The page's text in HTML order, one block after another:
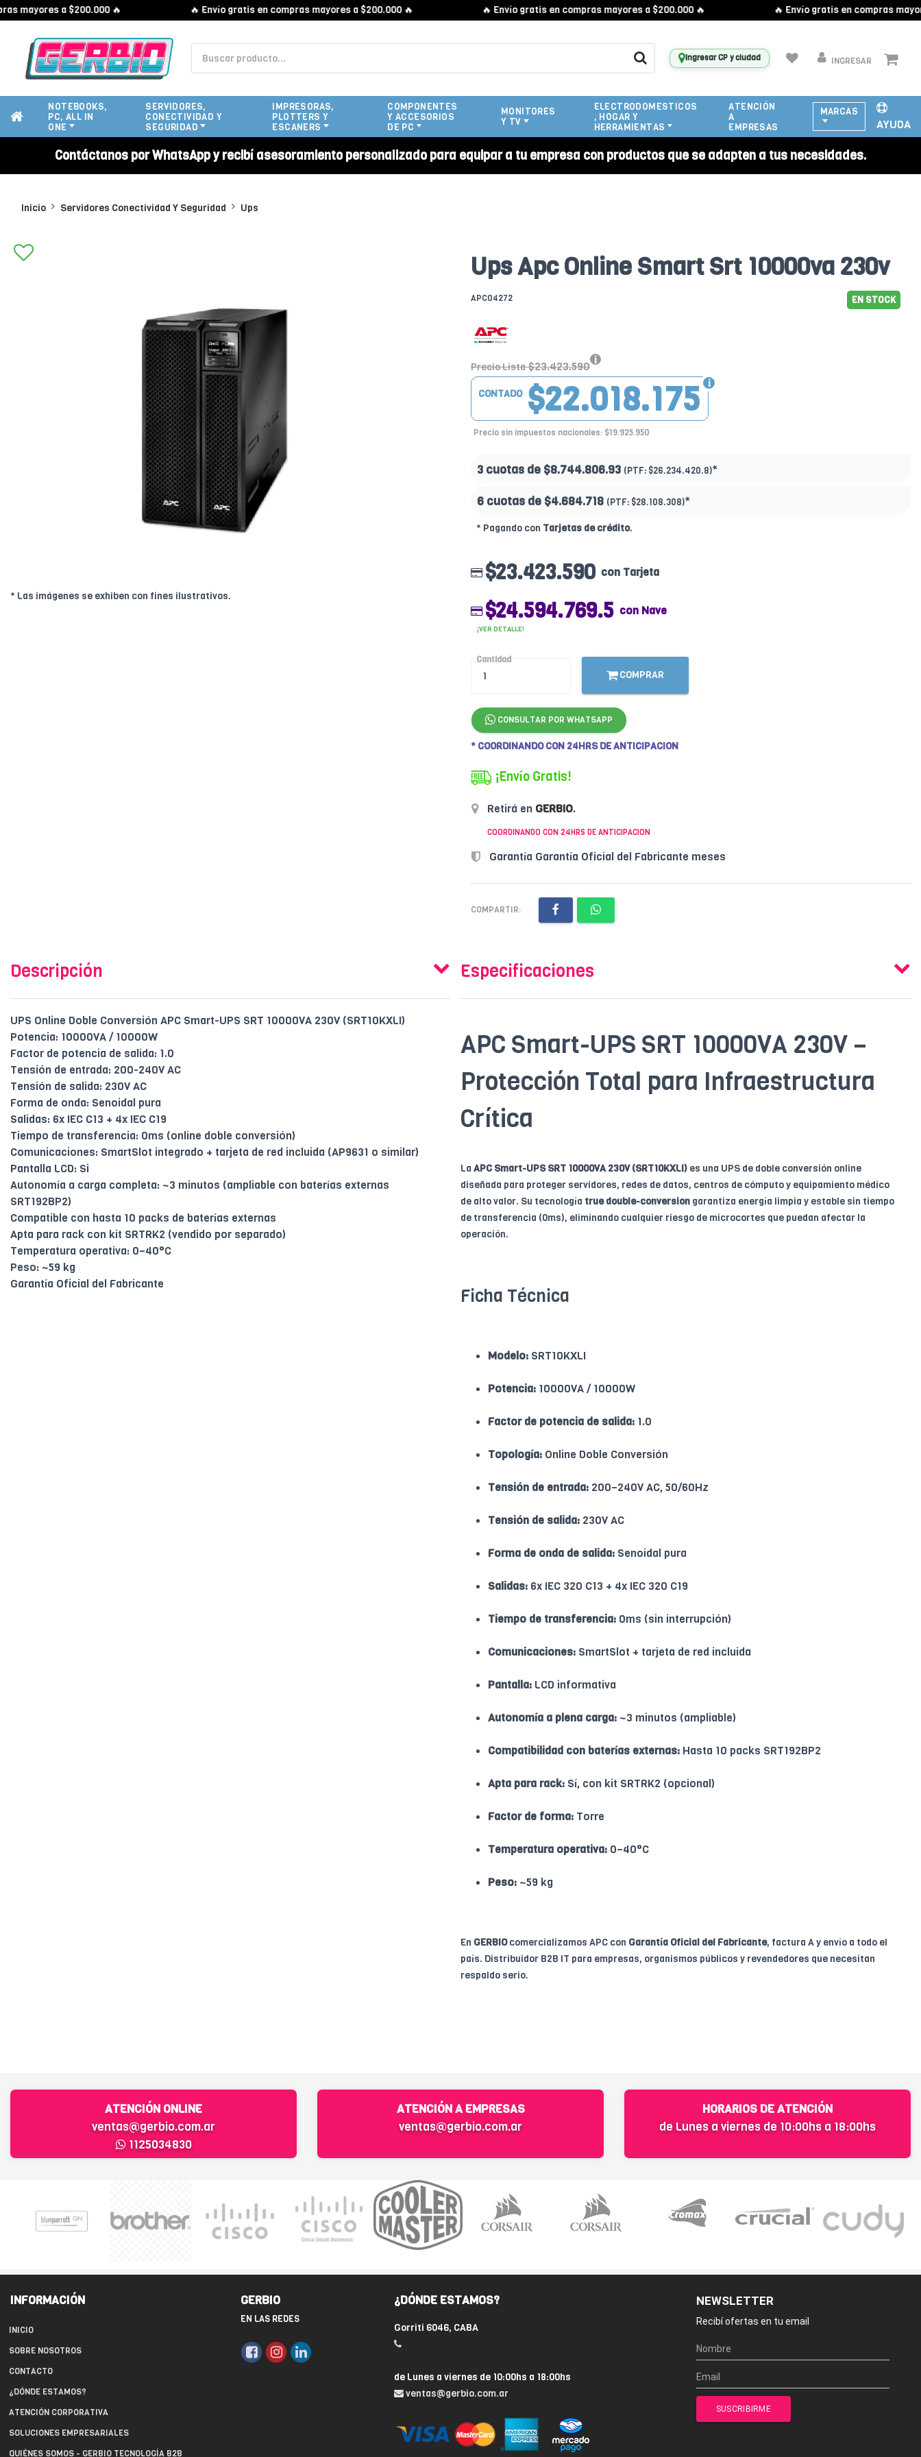
a $200.000 🔥 🔥 Envío gratis en compras mayores a $200.000 🔥 🔥 Envío gratis en compras mayores a $200.000 🔥 🔥 Envío gratis en compras mayores a
Ingresar CP y ciudad INGRESAR
NOTEBOOKS,
PC, ALL IN
ONE
SERVIDORES,
CONECTIVIDAD Y
SEGURIDAD
IMPRESORAS,
PLOTTERS Y
ESCANERS
COMPONENTES
Y ACCESORIOS
DE PC
MONITORES
Y TV
ELECTRODOMESTICOS
, HOGAR Y
HERRAMIENTAS
ATENCIÓN
A
EMPRESAS
MARCAS
AYUDA
Contáctanos por WhatsApp y recibí asesoramiento personalizado para equipar a tu empresa con productos que se adapten a tus necesidades.
Inicio Servidores Conectividad Y Seguridad Ups
* Las imágenes se exhiben con fines ilustrativos.
Ups Apc Online Smart Srt 10000va 230v
APC04272 EN STOCK
Precio Lista $23.423.590
$22.018.175
CONTADO
Precio sin impuestos nacionales: $19.925.950
3 cuotas de $8.744.806.93 (PTF: $26.234.420.8)*
6 cuotas de $4.684.718 (PTF: $28.108.308)*
* Pagando con Tarjetas de crédito.
$23.423.590 con Tarjeta
$24.594.769.5 con Nave
¡VER DETALLE!
Cantidad
COMPRAR
CONSULTAR POR WHATSAPP
* COORDINANDO CON 24HRS DE ANTICIPACION
¡Envío Gratis!
Retirá en GERBIO.
COORDINANDO CON 24HRS DE ANTICIPACION
Garantía Garantía Oficial del Fabricante meses
COMPARTIR:
Descripción
UPS Online Doble Conversión APC Smart-UPS SRT 10000VA 230V (SRT10KXLI)
Potencia: 10000VA / 10000W
Factor de potencia de salida: 1.0
Tensión de entrada: 200-240V AC
Tensión de salida: 230V AC
Forma de onda: Senoidal pura
Salidas: 6x IEC C13 + 4x IEC C19
Tiempo de transferencia: 0ms (online doble conversión)
Comunicaciones: SmartSlot integrado + tarjeta de red incluida (AP9631 o similar)
Pantalla LCD: Si
Autonomía a carga completa: ~3 minutos (ampliable con baterías externas
SRT192BP2)
Compatible con hasta 10 packs de baterías externas
Apta para rack con kit SRTRK2 (vendido por separado)
Temperatura operativa: 0–40°C
Peso: ~59 kg
Garantía Oficial del Fabricante
Especificaciones
APC Smart-UPS SRT 10000VA 230V –
Protección Total para Infraestructura
Crítica
La APC Smart-UPS SRT 10000VA 230V (SRT10KXLI) es una UPS de doble conversión online
diseñada para proteger servidores, redes de datos, centros de cómputo y equipamiento médico
de alto valor. Su tecnología true double-conversion garantiza energía limpia y estable sin tiempo
de transferencia (0ms), eliminando cualquier riesgo de microcortes que puedan afectar la
operación.
Ficha Técnica
Modelo: SRT10KXLI
Potencia: 10000VA / 10000W
Factor de potencia de salida: 1.0
Topología: Online Doble Conversión
Tensión de entrada: 200–240V AC, 50/60Hz
Tensión de salida: 230V AC
Forma de onda de salida: Senoidal pura
Salidas: 6x IEC 320 C13 + 4x IEC 320 C19
Tiempo de transferencia: 0ms (sin interrupción)
Comunicaciones: SmartSlot + tarjeta de red incluida
Pantalla: LCD informativa
Autonomía a plena carga:~3 minutos (ampliable)
Compatibilidad con baterías externas: Hasta 10 packs SRT192BP2
Apta para rack: Sí, con kit SRTRK2 (opcional)
Factor de forma: Torre
Temperatura operativa: 0–40°C
Peso:~59 kg
En GERBIOcomercializamos APC con Garantía Oficial del Fabricante, factura A y envío a todo el
país. Distribuidor B2B IT para empresas, organismos públicos y revendedores que necesitan
respaldo serio.
ATENCIÓN ONLINE
ventas@gerbio.com.ar
1125034830
ATENCIÓN A EMPRESAS
ventas@gerbio.com.ar
HORARIOS DE ATENCIÓN
de Lunes a viernes de 10:00hs a 18:00hs
INFORMACIÓN
INICIO
SOBRE NOSOTROS
CONTACTO
¿DÓNDE ESTAMOS?
ATENCIÓN CORPORATIVA
SOLUCIONES EMPRESARIALES
QUIÉNES SOMOS - GERBIO TECNOLOGÍA B2B
GERBIO
EN LAS REDES
¿DÓNDE ESTAMOS?
Gorriti 6046, CABA
de Lunes a viernes de 10:00hs a 18:00hs
ventas@gerbio.com.ar
NEWSLETTER
Recibí ofertas en tu email